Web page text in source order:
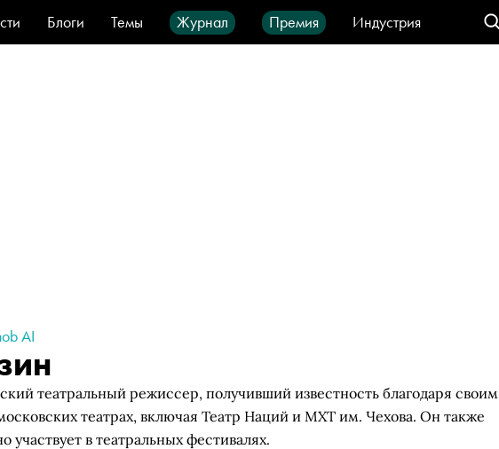
Блоги Темы Журнал Премия
Индустрия
Стиль
Видео Город IT-продукты
AI
театральный режиссер, получивший известность благодаря своим
театрах, включая Театр Наций и МХТ им. Чехова. Он также
участвует в театральных фестивалях.